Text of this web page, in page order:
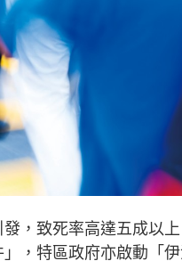
，致死率高達五成以
，特區政府亦啟動「